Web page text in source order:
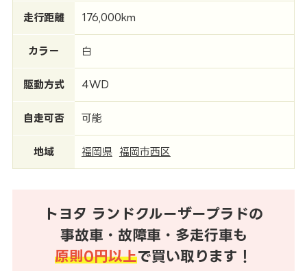
走行距離 176,000km
カラー 白
駆動方式 4WD
自走可否 可能
地域 福岡県 福岡市西区
トヨタ ランドクルーザープラドの
事故車・故障車・多走行車も
原則0円以上で買い取ります！